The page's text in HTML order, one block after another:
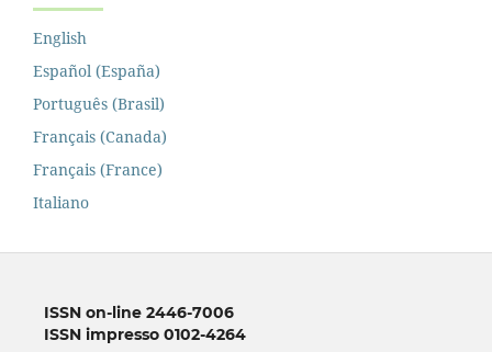
English
Español (España)
Português (Brasil)
Français (Canada)
Français (France)
Italiano
ISSN on-line 2446-7006
ISSN impresso 0102-4264